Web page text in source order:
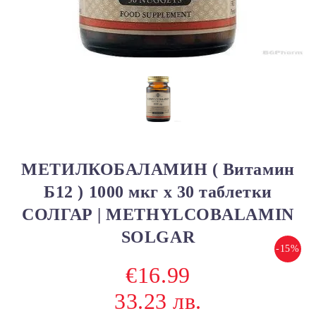
МЕТИЛКОБАЛАМИН ( Витамин
Б12 ) 1000 мкг х 30 таблетки
СОЛГАР | METHYLCOBALAMIN
SOLGAR
-15%
€16.99
33.23 лв.